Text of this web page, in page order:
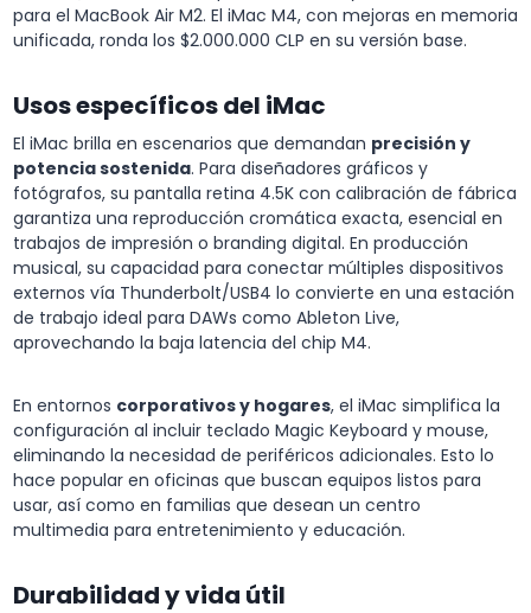
para el MacBook Air M2. El iMac M4, con mejoras en memoria
unificada, ronda los $2.000.000 CLP en su versión base.
Usos específicos del iMac
El iMac brilla en escenarios que demandan precisión y
potencia sostenida. Para diseñadores gráficos y
fotógrafos, su pantalla retina 4.5K con calibración de fábrica
garantiza una reproducción cromática exacta, esencial en
trabajos de impresión o branding digital. En producción
musical, su capacidad para conectar múltiples dispositivos
externos vía Thunderbolt/USB4 lo convierte en una estación
de trabajo ideal para DAWs como Ableton Live,
aprovechando la baja latencia del chip M4.
En entornos corporativos y hogares, el iMac simplifica la
configuración al incluir teclado Magic Keyboard y mouse,
eliminando la necesidad de periféricos adicionales. Esto lo
hace popular en oficinas que buscan equipos listos para
usar, así como en familias que desean un centro
multimedia para entretenimiento y educación.
Durabilidad y vida útil